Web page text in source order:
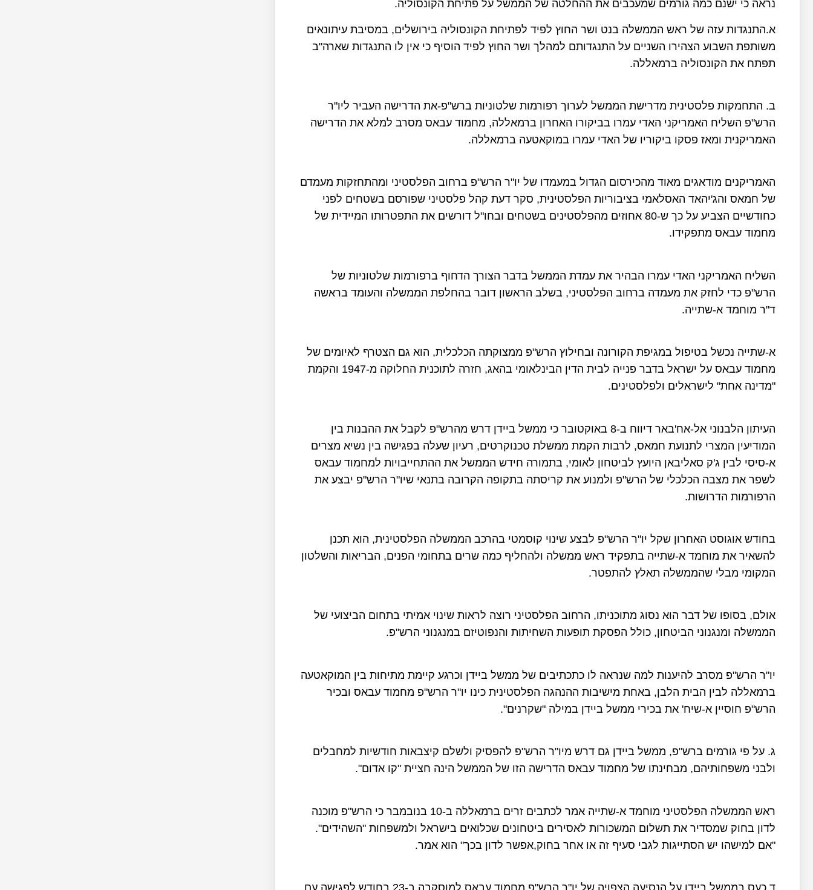
נראה כי ישנם כמה גורמים שמעכבים את ההחלטה של הממשל על פתיחת הקונסוליה.
א.התנגדות עזה של ראש הממשלה בנט ושר החוץ לפיד לפתיחת הקונסוליה בירושלים, במסיבת עיתונאים
משותפת השבוע הצהירו השניים על התנגדותם למהלך ושר החוץ לפיד הוסיף כי אין לו התנגדות שארה"ב
תפתח את הקונסוליה ברמאללה.
ב. התחמקות פלסטינית מדרישת הממשל לערוך רפורמות שלטוניות ברש"פ-את הדרישה העביר ליו"ר
הרש"פ השליח האמריקני האדי עמרו בביקורו האחרון ברמאללה, מחמוד עבאס מסרב למלא את הדרישה
האמריקנית ומאז פסקו ביקוריו של האדי עמרו במוקאטעה ברמאללה.
האמריקנים מודאגים מאוד מהכירסום הגדול במעמדו של יו"ר הרש"פ ברחוב הפלסטיני ומהתחזקות מעמדם
של חמאס והג'יהאד האסלאמי בציבוריות הפלסטינית, סקר דעת קהל פלסטיני שפורסם בשטחים לפני
כחודשיים הצביע על כך ש-80 אחוזים מהפלסטינים בשטחים ובחו"ל דורשים את התפטרותו המיידית של
מחמוד עבאס מתפקידו.
השליח האמריקני האדי עמרו הבהיר את עמדת הממשל בדבר הצורך הדחוף ברפורמות שלטוניות של
הרש"פ כדי לחזק את מעמדה ברחוב הפלסטיני, בשלב הראשון דובר בהחלפת הממשלה והעומד בראשה
ד"ר מוחמד א-שתייה.
א-שתייה נכשל בטיפול במגיפת הקורונה ובחילוץ הרש"פ ממצוקתה הכלכלית, הוא גם הצטרף לאיומים של
מחמוד עבאס על ישראל בדבר פנייה לבית הדין הבינלאומי בהאג, חזרה לתוכנית החלוקה מ-1947 והקמת
"מדינה אחת" לישראלים ולפלסטינים.
העיתון הלבנוני אל-אח'באר דיווח ב-8 באוקטובר כי ממשל ביידן דרש מהרש"פ לקבל את ההבנות בין
המודיעין המצרי לתנועת חמאס, לרבות הקמת ממשלת טכנוקרטים, רעיון שעלה בפגישה בין נשיא מצרים
א-סיסי לבין ג'ק סאליבאן היועץ לביטחון לאומי, בתמורה חידש הממשל את ההתחייבויות למחמוד עבאס
לשפר את מצבה הכלכלי של הרש"פ ולמנוע את קריסתה בתקופה הקרובה בתנאי שיו"ר הרש"פ יבצע את
הרפורמות הדרושות.
בחודש אוגוסט האחרון שקל יו"ר הרש"פ לבצע שינוי קוסמטי בהרכב הממשלה הפלסטינית, הוא תכנן
להשאיר את מוחמד א-שתייה בתפקיד ראש ממשלה ולהחליף כמה שרים בתחומי הפנים, הבריאות והשלטון
המקומי מבלי שהממשלה תאלץ להתפטר.
אולם, בסופו של דבר הוא נסוג מתוכניתו, הרחוב הפלסטיני רוצה לראות שינוי אמיתי בתחום הביצועי של
הממשלה ומנגנוני הביטחון, כולל הפסקת תופעות השחיתות והנפוטיזם במנגנוני הרש"פ.
יו"ר הרש"פ מסרב להיענות למה שנראה לו כתכתיבים של ממשל ביידן וכרגע קיימת מתיחות בין המוקאטעה
ברמאללה לבין הבית הלבן, באחת מישיבות ההנהגה הפלסטינית כינו יו"ר הרש"פ מחמוד עבאס ובכיר
הרש"פ חוסיין א-שיח' את בכירי ממשל ביידן במילה "שקרנים".
ג. על פי גורמים ברש"פ, ממשל ביידן גם דרש מיו"ר הרש"פ להפסיק ולשלם קיצבאות חודשיות למחבלים
ולבני משפחותיהם, מבחינתו של מחמוד עבאס הדרישה הזו של הממשל הינה חציית "קו אדום".
ראש הממשלה הפלסטיני מוחמד א-שתייה אמר לכתבים זרים ברמאללה ב-10 בנובמבר כי הרש"פ מוכנה
לדון בחוק שמסדיר את תשלום המשכורות לאסירים ביטחונים שכלואים בישראל ולמשפחות "השהידים".
"אם למישהו יש הסתייגות לגבי סעיף זה או אחר בחוק,אפשר לדון בכך" הוא אמר.
ד.כעס בממשל ביידן על הנסיעה הצפויה של יו"ר הרש"פ מחמוד עבאס למוסקבה ב-23 בחודש לפגישה עם